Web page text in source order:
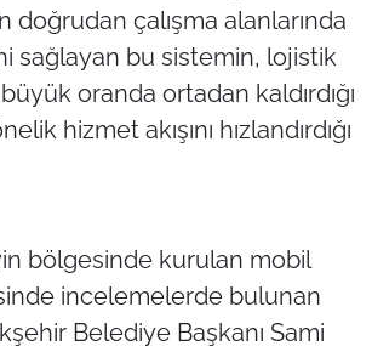
doğrudan çalışma alanlarında
sağlayan bu sistemin, lojistik
oranda ortadan kaldırdığı
hizmet akışını hızlandırdığı
bölgesinde kurulan mobil
incelemelerde bulunan
Belediye Başkanı Sami